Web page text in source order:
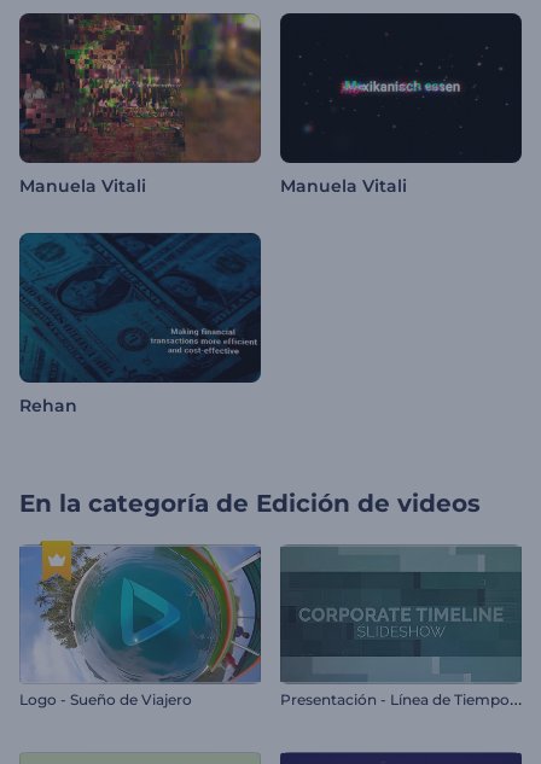
Manuela Vitali Manuela Vitali
Rehan
En la categoría de Edición de videos
Logo - Sueño de Viajero P
resentación - Línea de Tiempo Corporativa